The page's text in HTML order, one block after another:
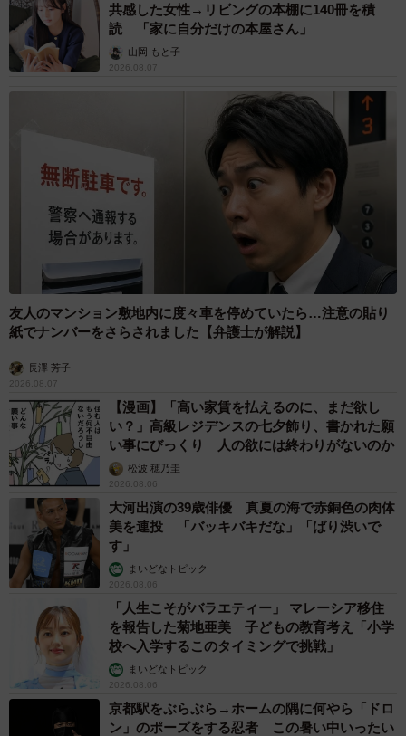
共感した女性→リビングの本棚に140冊を積
読 「家に自分だけの本屋さん」
山岡 もと子
2026.08.07
友人のマンション敷地内に度々車を停めていたら…注意の貼り
紙でナンバーをさらされました【弁護士が解説】
長澤 芳子
2026.08.07
【漫画】「高い家賃を払えるのに、まだ欲し
い？」高級レジデンスの七夕飾り、書かれた願
い事にびっくり 人の欲には終わりがないのか
松波 穂乃圭
2026.08.06
大河出演の39歳俳優 真夏の海で赤銅色の肉体
美を連投 「バッキバキだな」「ばり渋いで
す」
まいどなトピック
2026.08.06
「人生こそがバラエティー」 マレーシア移住
を報告した菊地亜美 子どもの教育考え「小学
校へ入学するこのタイミングで挑戦」
まいどなトピック
2026.08.06
京都駅をぶらぶら→ホームの隅に何やら「ドロ
ン」のポーズをする忍者 この暑い中いったい